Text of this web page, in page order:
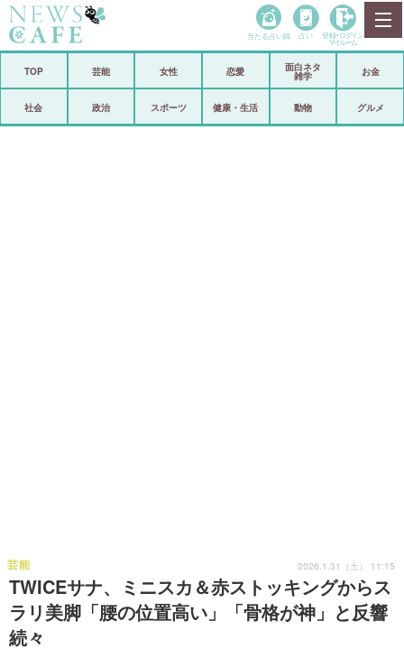
政治
当たる占い師 占い 登録• ログイン
マイルーム
TOP 芸能 女性 恋愛
面白ネタ
雑学
お金
社会 政治 スポーツ 健康・生活 動物 グルメ
TWICEサナ、ミニスカ＆赤ストッキングからス
ラリ美脚「腰の位置高い」「骨格が神」と反響
続々
芸能 2026.1.31（土） 11:15